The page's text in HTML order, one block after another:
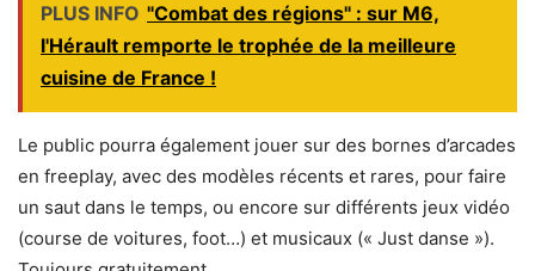
PLUS INFO "Combat des régions" : sur M6,
l'Hérault remporte le trophée de la meilleure
cuisine de France !
Le public pourra également jouer sur des bornes d’arcades
en freeplay, avec des modèles récents et rares, pour faire
un saut dans le temps, ou encore sur différents jeux vidéo
(course de voitures, foot…) et musicaux (« Just danse »).